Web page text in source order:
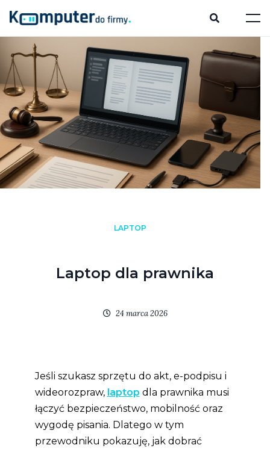
LAPTOP
Laptop dla prawnika
24 marca 2026
Jeśli szukasz sprzętu do akt, e-podpisu i
wideorozpraw, laptop dla prawnika musi
łączyć bezpieczeństwo, mobilność oraz
wygodę pisania. Dlatego w tym
przewodniku pokazuję, jak dobrać